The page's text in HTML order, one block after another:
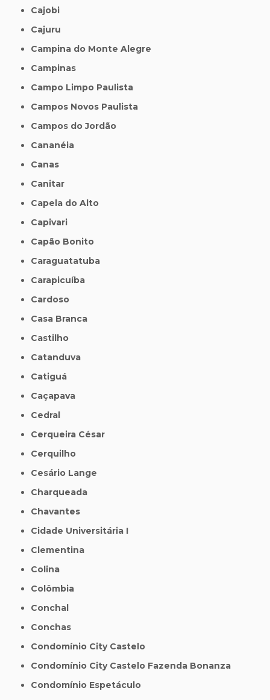
Cajobi
Cajuru
Campina do Monte Alegre
Campinas
Campo Limpo Paulista
Campos Novos Paulista
Campos do Jordão
Cananéia
Canas
Canitar
Capela do Alto
Capivari
Capão Bonito
Caraguatatuba
Carapicuíba
Cardoso
Casa Branca
Castilho
Catanduva
Catiguá
Caçapava
Cedral
Cerqueira César
Cerquilho
Cesário Lange
Charqueada
Chavantes
Cidade Universitária I
Clementina
Colina
Colômbia
Conchal
Conchas
Condomínio City Castelo
Condomínio City Castelo Fazenda Bonanza
Condomínio Espetáculo